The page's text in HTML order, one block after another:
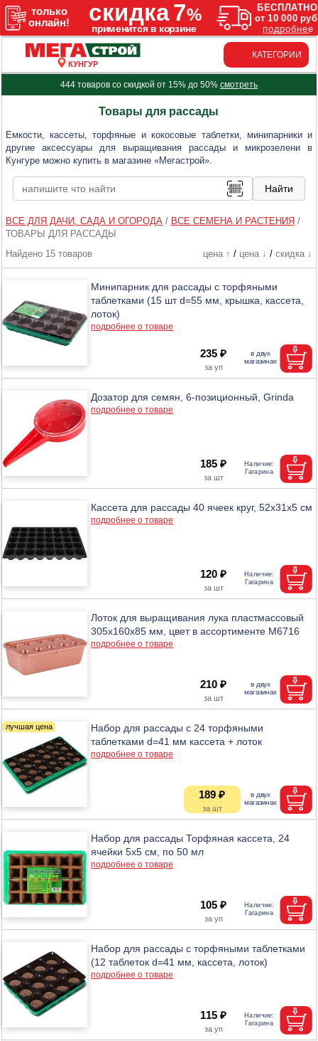
КУНГУР
КАТЕГОРИИ
444 товаров со скидкой от 15% до 50% смотреть
Товары для рассады
Емкости, кассеты, торфяные и кокосовые таблетки, минипарники и
другие аксессуары для выращивания рассады и микрозелени в
Кунгуре можно купить в магазине «Мегастрой».
ВСЕ ДЛЯ ДАЧИ, САДА И ОГОРОДА/ ВСЕ СЕМЕНА И РАСТЕНИЯ /
ТОВАРЫ ДЛЯ РАССАДЫ
Найдено 15 товаров
цена ↑ / цена ↓ / скидка ↓
Минипарник для рассады с торфяными
таблетками (15 шт d=55 мм, крышка, кассета,
лоток)
подробнее о товаре
235 ₽
Дозатор для семян, 6-позиционный, Grinda
подробнее о товаре
185 ₽
Кассета для рассады 40 ячеек круг, 52х31х5 см
подробнее о товаре
120 ₽
Лоток для выращивания лука пластмассовый
305х160х85 мм, цвет в ассортименте М6716
подробнее о товаре
210 ₽
Набор для рассады с 24 торфяными
таблетками d=41 мм кассета + лоток
подробнее о товаре
189 ₽
Набор для рассады Торфяная кассета, 24
ячейки 5х5 см, по 50 мл
подробнее о товаре
105 ₽
Набор для рассады с торфяными таблетками
(12 таблеток d=41 мм, кассета, лоток)
подробнее о товаре
115 ₽